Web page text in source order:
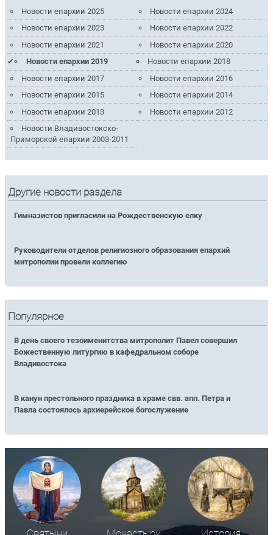
Новости епархии 2025
Новости епархии 2024
Новости епархии 2023
Новости епархии 2022
Новости епархии 2021
Новости епархии 2020
Новости епархии 2019
Новости епархии 2018
Новости епархии 2017
Новости епархии 2016
Новости епархии 2015
Новости епархии 2014
Новости епархии 2013
Новости епархии 2012
Новости Владивостокско-
Приморской епархии 2003-2011
Другие новости раздела
Гимназистов пригласили на Рождественскую елку
Руководители отделов религиозного образования епархий
митрополии провели коллегию
Популярное
В день своего тезоименитства митрополит Павел совершил
Божественную литургию в кафедральном соборе
Владивостока
В канун престольного праздника в храме свв. апп. Петра и
Павла состоялось архиерейское богослужение